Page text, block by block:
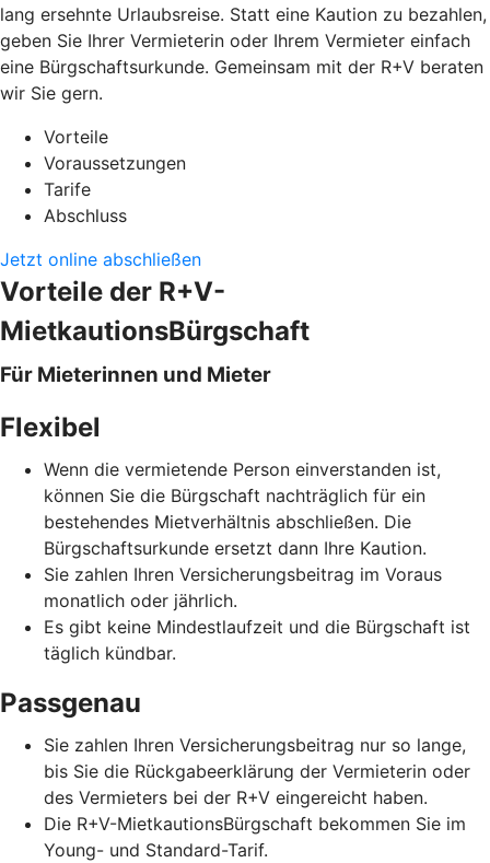
lang ersehnte Urlaubsreise. Statt eine Kaution zu bezahlen,
geben Sie Ihrer Vermieterin oder Ihrem Vermieter einfach
eine Bürgschaftsurkunde. Gemeinsam mit der R+V beraten
wir Sie gern.
Vorteile
Voraussetzungen
Tarife
Abschluss
Jetzt online abschließen
Vorteile der R+V-
MietkautionsBürgschaft
Für Mieterinnen und Mieter
Flexibel
Wenn die vermietende Person einverstanden ist,
können Sie die Bürgschaft nachträglich für ein
bestehendes Mietverhältnis abschließen. Die
Bürgschaftsurkunde ersetzt dann Ihre Kaution.
Sie zahlen Ihren Versicherungsbeitrag im Voraus
monatlich oder jährlich.
Es gibt keine Mindestlaufzeit und die Bürgschaft ist
täglich kündbar.
Passgenau
Sie zahlen Ihren Versicherungsbeitrag nur so lange,
bis Sie die Rückgabeerklärung der Vermieterin oder
des Vermieters bei der R+V eingereicht haben.
Die R+V-MietkautionsBürgschaft bekommen Sie im
Young- und Standard-Tarif.